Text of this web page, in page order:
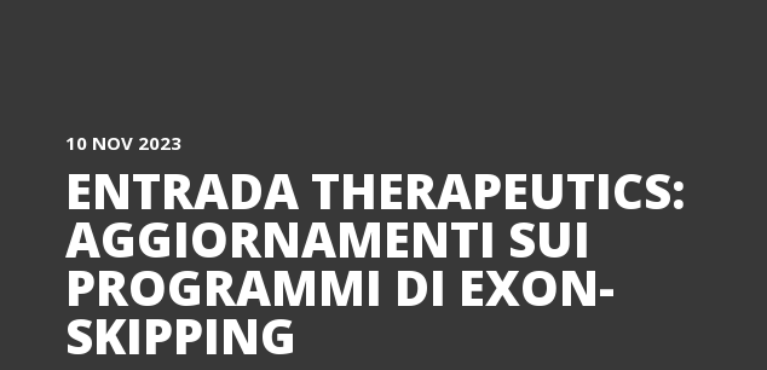
10 NOV 2023
ENTRADA THERAPEUTICS:
AGGIORNAMENTI SUI
PROGRAMMI DI EXON-
SKIPPING